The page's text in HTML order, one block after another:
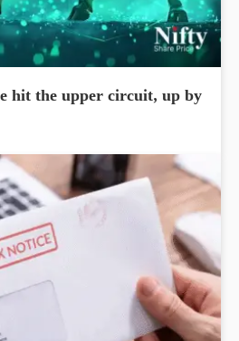
hit the upper circuit, up by